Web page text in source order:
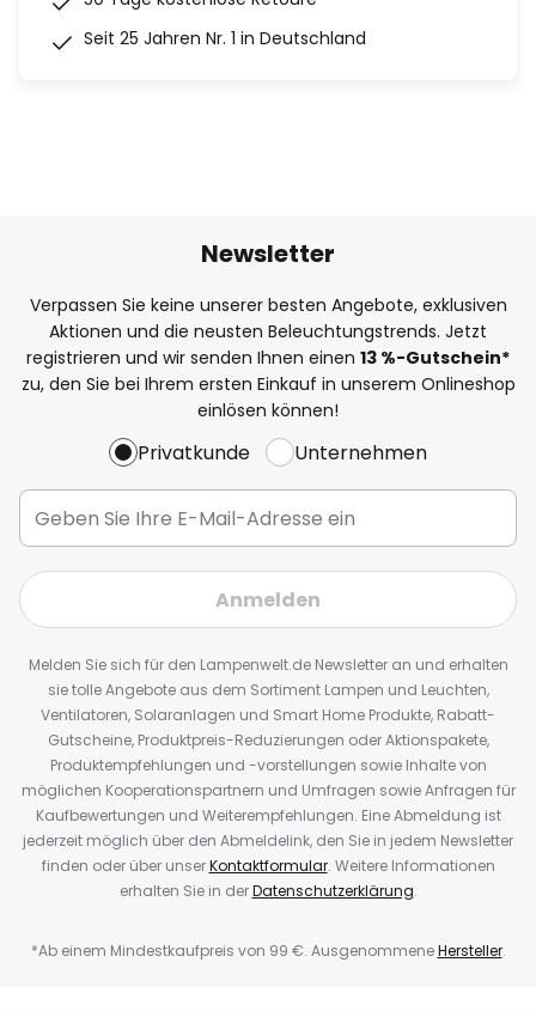
Seit 25 Jahren Nr. 1 in Deutschland
Newsletter
Verpassen Sie keine unserer besten Angebote, exklusiven
Aktionen und die neusten Beleuchtungstrends. Jetzt
registrieren und wir senden Ihnen einen 13 %-Gutschein*
zu, den Sie bei Ihrem ersten Einkauf in unserem Onlineshop
einlösen können!
Privatkunde Unternehmen
Anmelden
Melden Sie sich für den Lampenwelt.de Newsletter an und erhalten
sie tolle Angebote aus dem Sortiment Lampen und Leuchten,
Ventilatoren, Solaranlagen und Smart Home Produkte, Rabatt-
Gutscheine, Produktpreis-Reduzierungen oder Aktionspakete,
Produktempfehlungen und -vorstellungen sowie Inhalte von
möglichen Kooperationspartnern und Umfragen sowie Anfragen für
Kaufbewertungen und Weiterempfehlungen. Eine Abmeldung ist
jederzeit möglich über den Abmeldelink, den Sie in jedem Newsletter
finden oder über unserKontaktformular. Weitere Informationen
erhalten Sie in derDatenschutzerklärung.
*Ab einem Mindestkaufpreis von 99 €. AusgenommeneHersteller.